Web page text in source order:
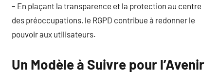
– En plaçant la transparence et la protection au centre
des préoccupations, le RGPD contribue à redonner le
pouvoir aux utilisateurs.
Un Modèle à Suivre pour l’Avenir